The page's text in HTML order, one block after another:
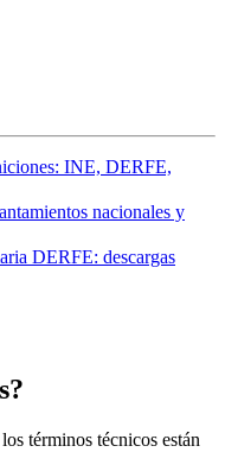
INE, DERFE,
nacionales y
DERFE: descargas
términos técnicos están